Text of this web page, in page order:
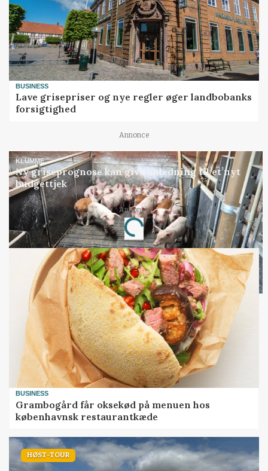
BUSINESS
Lave grisepriser og nye regler øger landbobanks
forsigtighed
Annonce
KLUMME
Ny griseprognose kan give anledning til et nyt
budgettjek
Annonce
Loading...
BUSINESS
Grambogård får oksekød på menuen hos
københavnsk restaurantkæde
HØST-TOUR